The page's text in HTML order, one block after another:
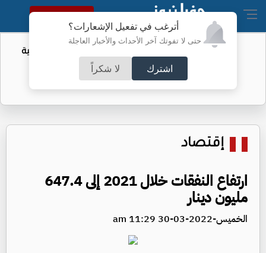
أترغب في تفعيل الإشعارات؟
حتى لا تفوتك آخر الأحداث والأخبار العاجلة
اشترك لا شكراً
النسخة الكاملة
أمر لتقييد حق اكتساب الجنسية الأميركية
بالولادة
إقتصاد
ارتفاع النفقات خلال 2021 إلى 647.4
مليون دينار
الخميس-2022-03-30 11:29 am